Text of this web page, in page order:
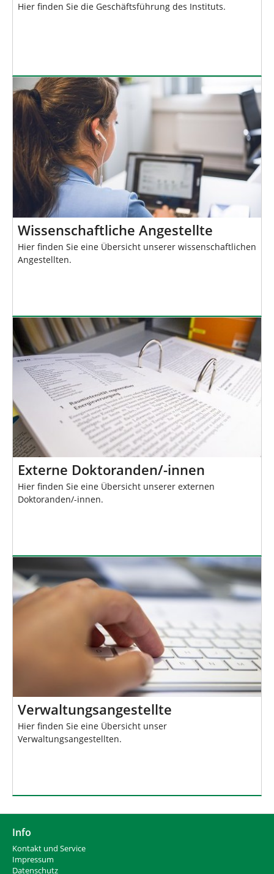
Hier finden Sie die Geschäftsführung des Instituts.
Wissenschaftliche Angestellte
Hier finden Sie eine Übersicht unserer wissenschaftlichen
Angestellten.
Externe Doktoranden/-innen
Hier finden Sie eine Übersicht unserer externen
Doktoranden/-innen.
Verwaltungsangestellte
Hier finden Sie eine Übersicht unser
Verwaltungsangestellten.
Info
Kontakt und Service
Impressum
Datenschutz